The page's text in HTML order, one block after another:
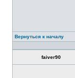
Вернуться к началу
faiver90